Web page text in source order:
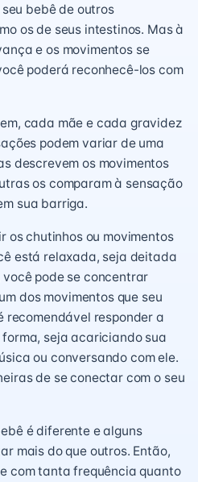
bebê de outros
os de seus intestinos. Mas à
e os movimentos se
poderá reconhecê-los com
cada mãe e cada gravidez
podem variar de uma
descrevem os movimentos
os comparam à sensação
sua barriga.
os chutinhos ou movimentos
está relaxada, seja deitada
pode se concentrar
dos movimentos que seu
recomendável responder a
seja acariciando sua
ou conversando com ele.
de se conectar com o seu
é diferente e alguns
mais do que outros. Então,
com tanta frequência quanto